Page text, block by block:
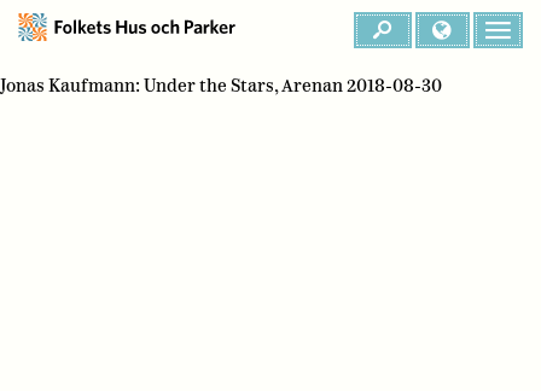
Jonas Kaufmann: Under the Stars, Arenan 2018-08-30